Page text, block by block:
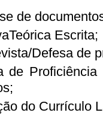
de
Escrita;
Defesa de
Proficiência
do Currículo